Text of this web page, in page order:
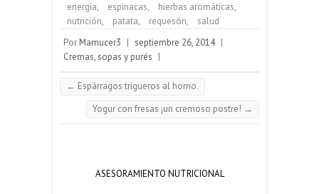
energía, espinacas, hierbas aromáticas,
nutrición, patata, requesón,
salud
Por Mamucer3 | septiembre 26, 2014 |
Cremas, sopas y purés |
← Espárragos trigueros al horno.
Yogur con fresas ¡un cremoso postre! →
ASESORAMIENTO NUTRICIONAL